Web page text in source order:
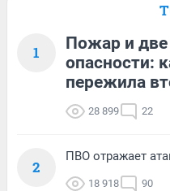
1
Пожар и
опасности:
пережила
28 899 22
2
ПВО отражает
18 918 90